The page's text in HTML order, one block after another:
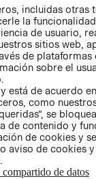
AVISO DE
PRIVACIDAD
GIFT CARD
AVISO DE
COOKIES
incluidas otras
la
de usuario,
sitios web,
de plataformas
sobre el
está de acuerdo
como
se
de contenido y
de cookies y
aviso de cookies
de datos